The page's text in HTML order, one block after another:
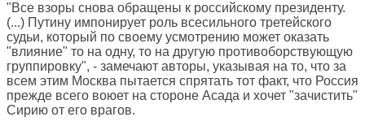
"Все взоры снова обращены к российскому президенту.
(...) Путину импонирует роль всесильного третейского
судьи, который по своему усмотрению может оказать
"влияние" то на одну, то на другую противоборствующую
группировку", - замечают авторы, указывая на то, что за
всем этим Москва пытается спрятать тот факт, что Россия
прежде всего воюет на стороне Асада и хочет "зачистить"
Сирию от его врагов.